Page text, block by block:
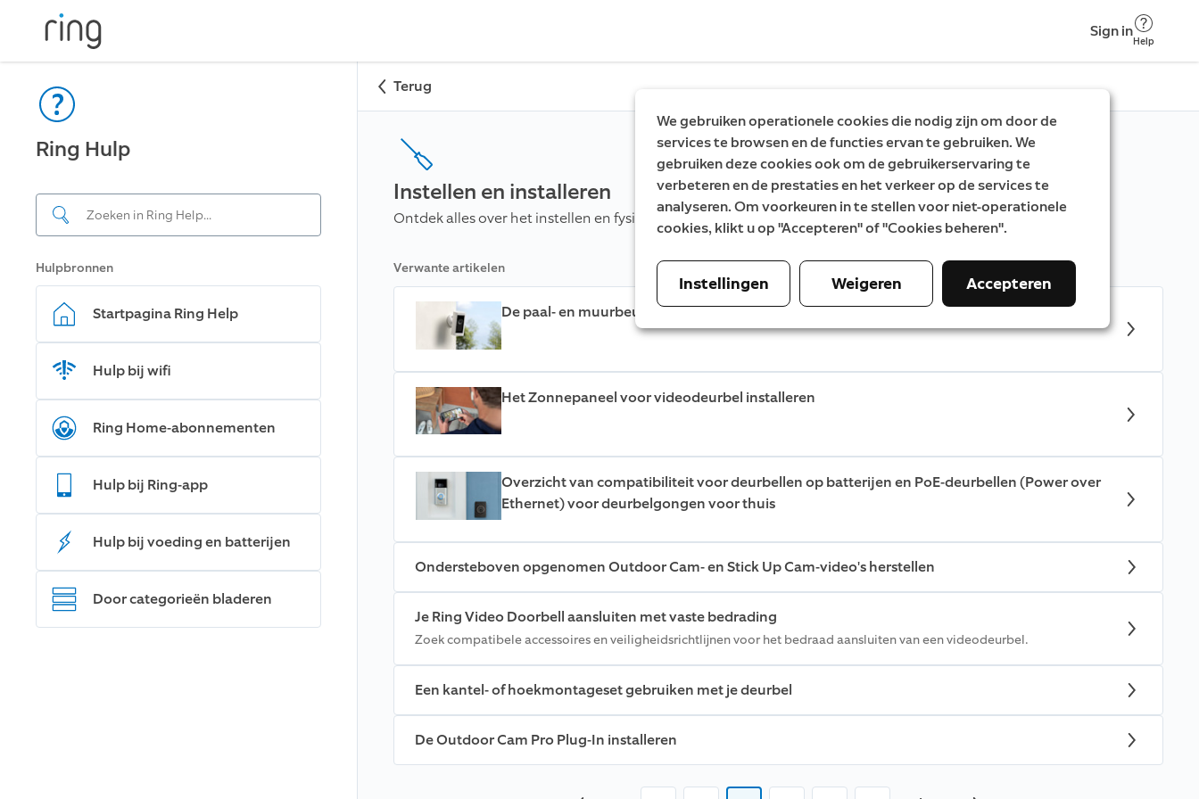
Sign in
Help
Ring Hulp
Hulpbronnen
Startpagina Ring Help
Hulp bij wifi
Ring Home-abonnementen
Hulp bij Ring-app
Hulp bij voeding en batterijen
Door categorieën bladeren
Terug
Instellen en installeren
Ontdek alles over het instellen en fysiek installeren van je Ring-apparaten.
Verwante artikelen
De paal- en muurbeugel voor camera's en zonnepanelen installeren
Het Zonnepaneel voor videodeurbel installeren
Overzicht van compatibiliteit voor deurbellen op batterijen en PoE-deurbellen (Power over
Ethernet) voor deurbelgongen voor thuis
Ondersteboven opgenomen Outdoor Cam- en Stick Up Cam-video's herstellen
Je Ring Video Doorbell aansluiten met vaste bedrading
Zoek compatibele accessoires en veiligheidsrichtlijnen voor het bedraad aansluiten van een videodeurbel.
Een kantel- of hoekmontageset gebruiken met je deurbel
De Outdoor Cam Pro Plug-In installeren
We gebruiken operationele cookies die nodig zijn om door de
services te browsen en de functies ervan te gebruiken. We
gebruiken deze cookies ook om de gebruikerservaring te
verbeteren en de prestaties en het verkeer op de services te
analyseren. Om voorkeuren in te stellen voor niet-operationele
cookies, klikt u op "Accepteren" of "Cookies beheren".
Instellingen Weigeren Accepteren